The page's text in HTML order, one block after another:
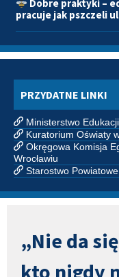
Dobre praktyki –
pracuje jak pszczeli
PRZYDATNE LINKI
Ministerstwo
Kuratorium Oświaty
Okręgowa Komisja
Wrocławiu
Starostwo
„Nie da
kto nigdy